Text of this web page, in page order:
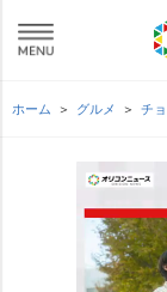
ホーム グルメ チ